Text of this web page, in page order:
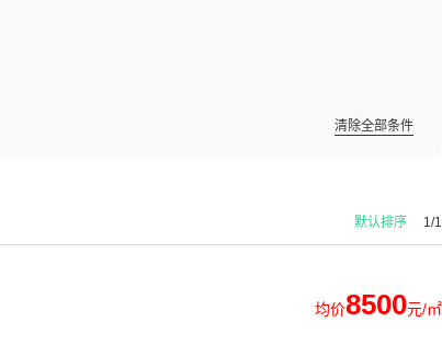
清除全部条件
1/1
默认排序
均价8500元/㎡